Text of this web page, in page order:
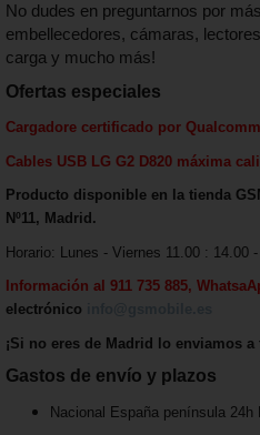
No dudes en preguntarnos por
embellecedores, cámaras,
carga y mucho más!
Ofertas especiales
Cargadore certificado por
Cables USB LG G2 D820 máxima
Producto disponible en la tienda
Nº11, Madrid.
Horario: Lunes - Viernes 11.00 : 14.00
Información al 911 735 885,
electrónico
¡Si no eres de Madrid lo enviamos a
Gastos de envío y plazos
Nacional España península